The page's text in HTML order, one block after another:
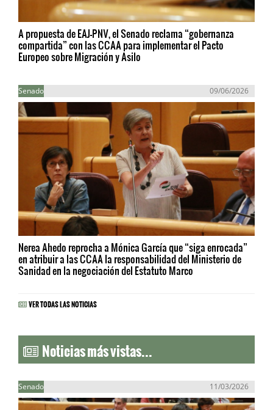
A propuesta de EAJ-PNV, el Senado reclama “gobernanza
compartida” con las CCAA para implementar el Pacto
Europeo sobre Migración y Asilo
Senado 09/06/2026
Nerea Ahedo reprocha a Mónica García que “siga enrocada”
en atribuir a las CCAA la responsabilidad del Ministerio de
Sanidad en la negociación del Estatuto Marco
VER TODAS LAS NOTICIAS
Noticias más vistas...
Senado 11/03/2026